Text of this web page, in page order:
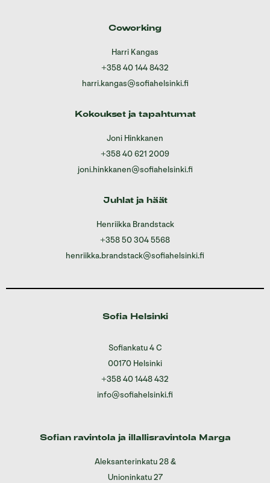
Coworking
Harri Kangas
+358 40 144 8432
harri.kangas@sofiahelsinki.fi
Kokoukset ja tapahtumat
Joni Hinkkanen
+358 40 621 2009
joni.hinkkanen@sofiahelsinki.fi
Juhlat ja häät
Henriikka Brandstack
+358 50 304 5568
henriikka.brandstack@sofiahelsinki.fi
Sofia Helsinki
Sofiankatu 4 C
00170 Helsinki
+358 40 1448 432
info@sofiahelsinki.fi
Sofian ravintola ja illallisravintola Marga
Aleksanterinkatu 28&
Unioninkatu 27